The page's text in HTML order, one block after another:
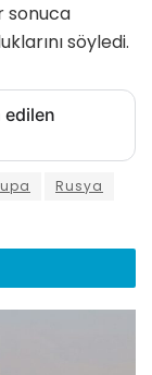
sonuca
söyledi.
edilen
Rusya